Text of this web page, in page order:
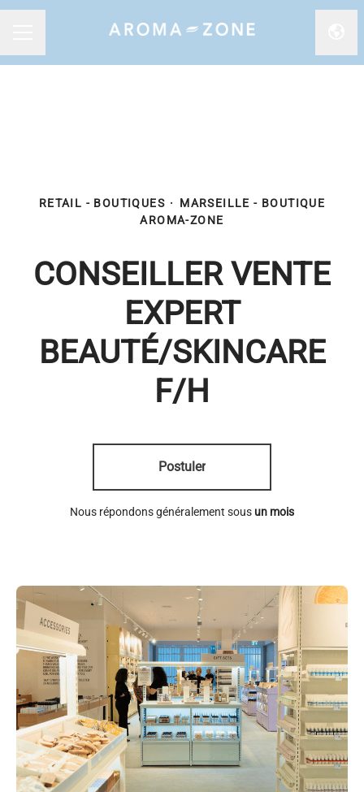
RETAIL - BOUTIQUES ·
MARSEILLE - BOUTIQUE
AROMA-ZONE
CONSEILLER VENTE
EXPERT
BEAUTÉ/SKINCARE
F/H
Postuler
Nous répondons généralement sous un mois